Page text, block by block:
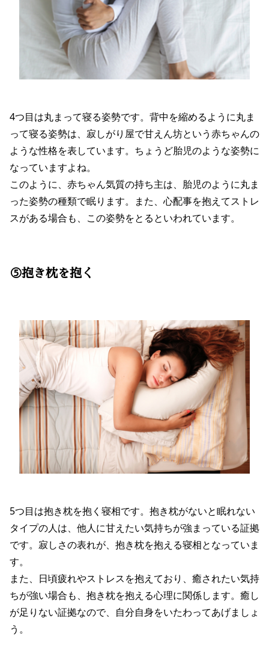
4つ目は丸まって寝る姿勢です。背中を縮めるように丸ま
って寝る姿勢は、寂しがり屋で甘えん坊という赤ちゃんの
ような性格を表しています。ちょうど胎児のような姿勢に
なっていますよね。
このように、赤ちゃん気質の持ち主は、胎児のように丸ま
った姿勢の種類で眠ります。また、心配事を抱えてストレ
スがある場合も、この姿勢をとるといわれています。
⑤抱き枕を抱く
5つ目は抱き枕を抱く寝相です。抱き枕がないと眠れない
タイプの人は、他人に甘えたい気持ちが強まっている証拠
です。寂しさの表れが、抱き枕を抱える寝相となっていま
す。
また、日頃疲れやストレスを抱えており、癒されたい気持
ちが強い場合も、抱き枕を抱える心理に関係します。癒し
が足りない証拠なので、自分自身をいたわってあげましょ
う。